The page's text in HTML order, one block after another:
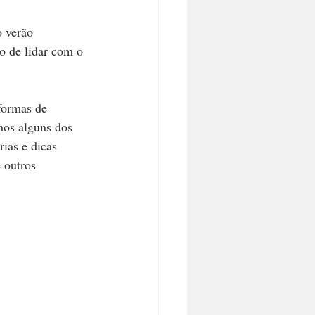
verão
de lidar com o
de
alguns dos
e dicas
outros